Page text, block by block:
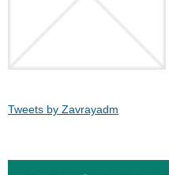
Tweets by Zavrayadm